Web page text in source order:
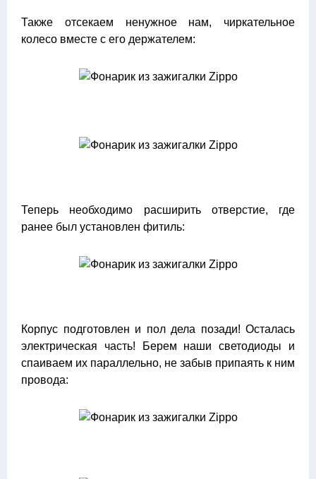
Также отсекаем ненужное нам, чиркательное
колесо вместе с его держателем:
Теперь необходимо расширить отверстие, где
ранее был установлен фитиль:
Корпус подготовлен и пол дела позади! Осталась
электрическая часть! Берем наши светодиоды и
спаиваем их параллельно, не забыв припаять к ним
провода: